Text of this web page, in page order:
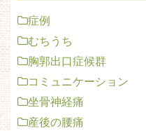
症例
むちうち
胸郭出口症候群
コミュニケーション
坐骨神経痛
産後の腰痛